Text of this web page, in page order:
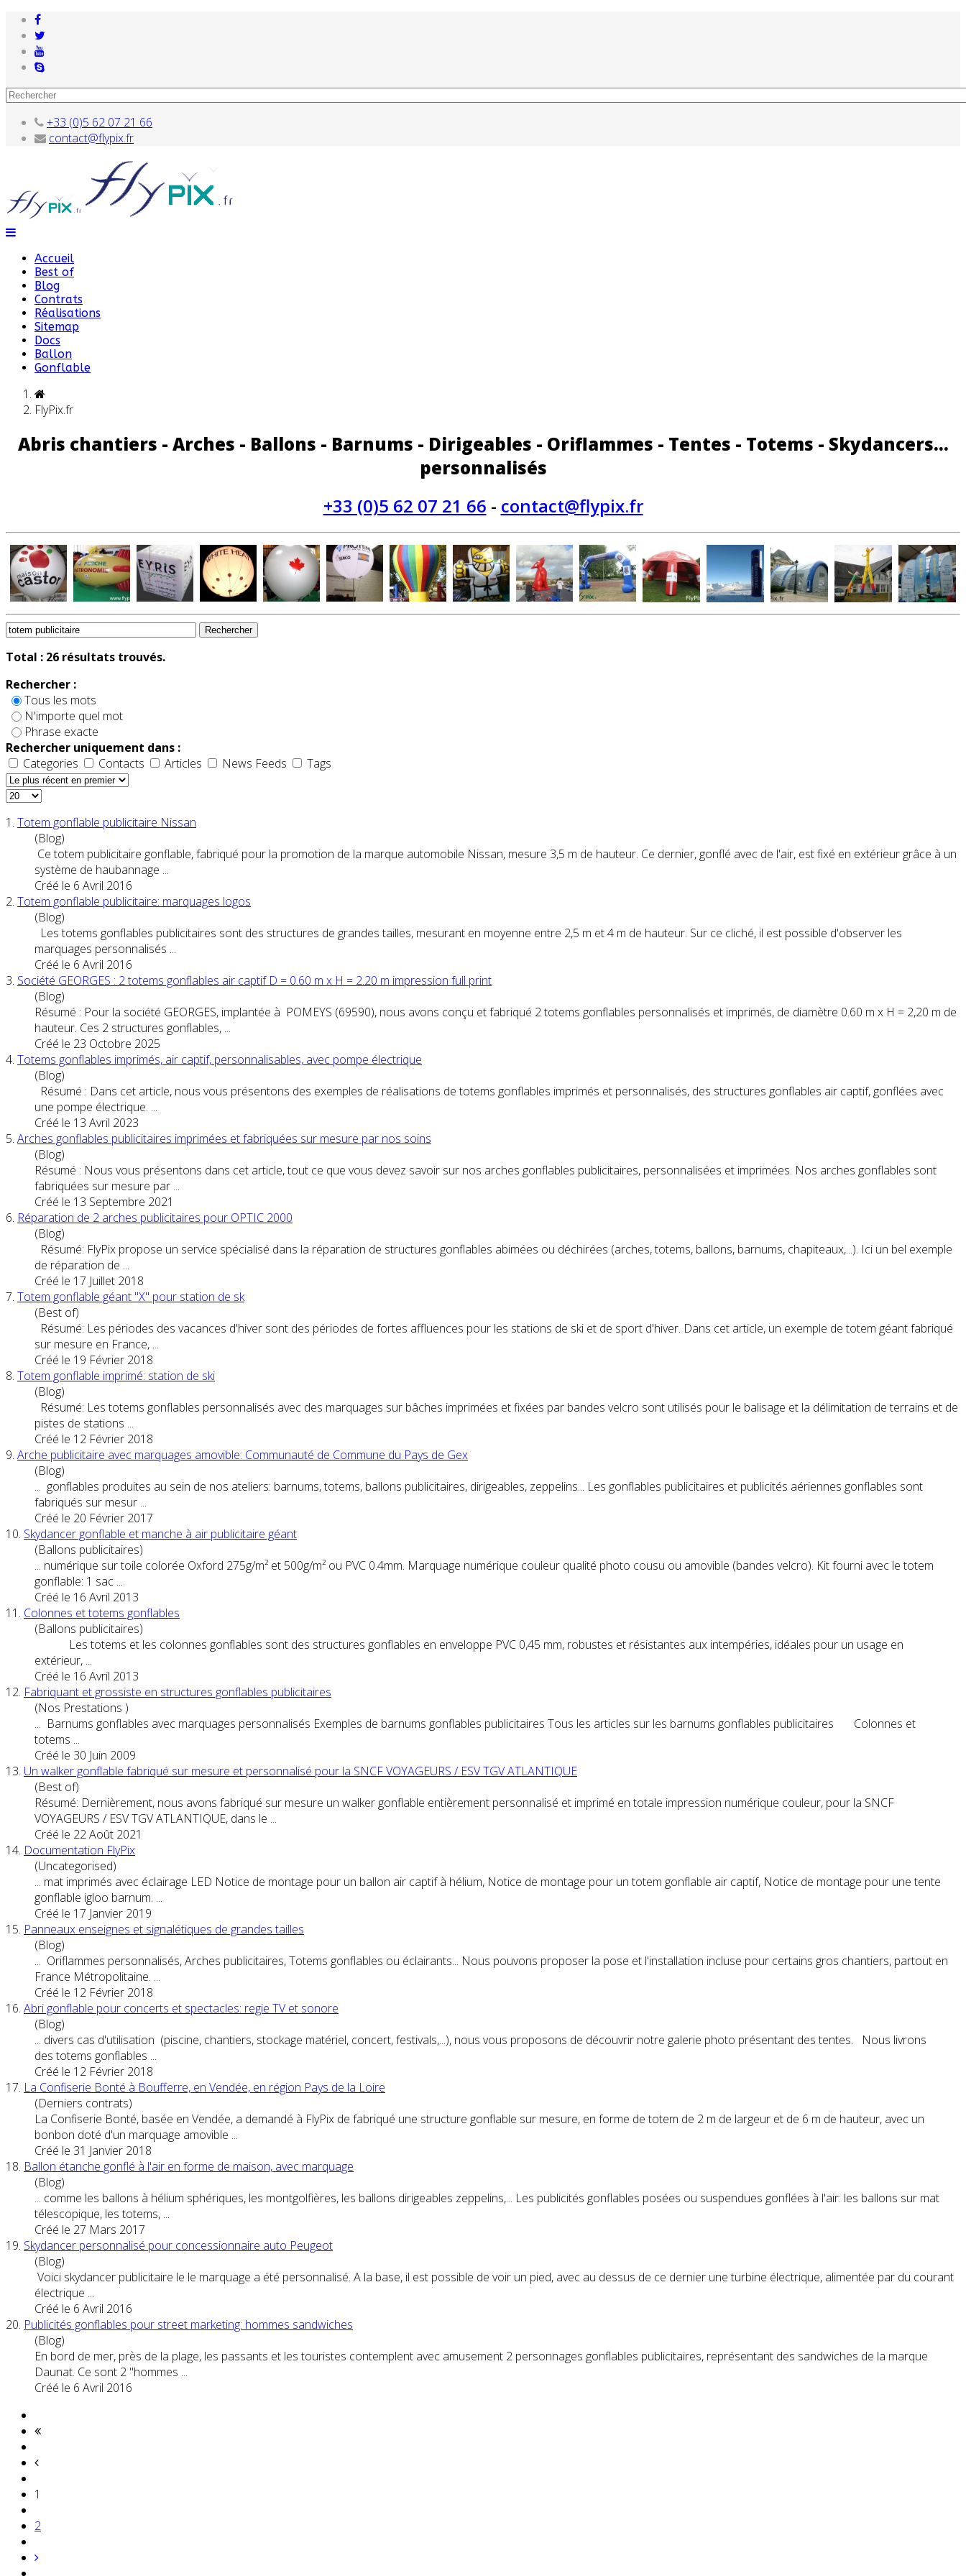
+33 (0)5 62 07 21 66
contact@flypix.fr
Accueil
Best of
Blog
Contrats
Réalisations
Sitemap
Docs
Ballon
Gonflable
FlyPix.fr
Abris chantiers - Arches - Ballons - Barnums - Dirigeables - Oriflammes - Tentes - Totems - Skydancers...
personnalisés
+33 (0)5 62 07 21 66 - contact@flypix.fr
Rechercher
Total : 26 résultats trouvés.
Rechercher :
Tous les mots
N'importe quel mot
Phrase exacte
Rechercher uniquement dans :
Categories
Contacts Articles News Feeds Tags
1. Totem gonflable publicitaire Nissan
(Blog)
Cetotem publicitaire gonflable, fabriqué pour la promotion de la marque automobile Nissan, mesure 3,5 m de hauteur. Ce dernier, gonflé avec de l'air, est fixé en extérieur grâce à un
système de haubannage ...
Créé le 6 Avril 2016
2. Totem gonflable publicitaire: marquages logos
(Blog)
Lestotems gonflables publicitaires sont des structures de grandes tailles, mesurant en moyenne entre 2,5 m et 4 m de hauteur. Sur ce cliché, il est possible d'observer les
marquages personnalisés ...
Créé le 6 Avril 2016
3. Société GEORGES : 2totems gonflables air captif D = 0.60 m x H = 2.20 m impression full print
(Blog)
Résumé : Pour la société GEORGES, implantée à POMEYS (69590), nous avons conçu et fabriqué 2totems gonflables personnalisés et imprimés, de diamètre 0.60 m x H = 2,20 m de
hauteur. Ces 2 structures gonflables, ...
Créé le 23 Octobre 2025
4. Totems gonflables imprimés, air captif, personnalisables, avec pompe électrique
(Blog)
Résumé : Dans cet article, nous vous présentons des exemples de réalisations detotems gonflables imprimés et personnalisés, des structures gonflables air captif, gonflées avec
une pompe électrique. ...
Créé le 13 Avril 2023
5. Arches gonflables publicitaires imprimées et fabriquées sur mesure par nos soins
(Blog)
Résumé : Nous vous présentons dans cet article, tout ce que vous devez savoir sur nos arches gonflables publicitaires, personnalisées et imprimées. Nos arches gonflables sont
fabriquées sur mesure par ...
Créé le 13 Septembre 2021
6. Réparation de 2 arches publicitaires pour OPTIC 2000
(Blog)
Résumé: FlyPix propose un service spécialisé dans la réparation de structures gonflables abimées ou déchirées (arches,totems, ballons, barnums, chapiteaux,...). Ici un bel exemple
de réparation de ...
Créé le 17 Juillet 2018
7. Totem gonflable géant "X" pour station de sk
(Best of)
Résumé: Les périodes des vacances d'hiver sont des périodes de fortes affluences pour les stations de ski et de sport d'hiver. Dans cet article, un exemple detotem géant fabriqué
sur mesure en France, ...
Créé le 19 Février 2018
8. Totem gonflable imprimé: station de ski
(Blog)
Résumé: Lestotems gonflables personnalisés avec des marquages sur bâches imprimées et fixées par bandes velcro sont utilisés pour le balisage et la délimitation de terrains et de
pistes de stations ...
Créé le 12 Février 2018
9. Arche publicitaire avec marquages amovible: Communauté de Commune du Pays de Gex
(Blog)
... gonflables produites au sein de nos ateliers: barnums,totems, ballons publicitaires, dirigeables, zeppelins... Les gonflables publicitaires et publicités aériennes gonflables sont
fabriqués sur mesur ...
Créé le 20 Février 2017
10. Skydancer gonflable et manche à air publicitaire géant
(Ballons publicitaires)
... numérique sur toile colorée Oxford 275g/m² et 500g/m² ou PVC 0.4mm. Marquage numérique couleur qualité photo cousu ou amovible (bandes velcro). Kit fourni avec letotem
gonflable: 1 sac ...
Créé le 16 Avril 2013
11. Colonnes ettotems gonflables
(Ballons publicitaires)
Lestotems et les colonnes gonflables sont des structures gonflables en enveloppe PVC 0,45 mm, robustes et résistantes aux intempéries, idéales pour un usage en
extérieur, ...
Créé le 16 Avril 2013
12. Fabriquant et grossiste en structures gonflables publicitaires
(Nos Prestations )
... Barnums gonflables avec marquages personnalisés Exemples de barnums gonflables publicitaires Tous les articles sur les barnums gonflables publicitaires Colonnes et
totems ...
Créé le 30 Juin 2009
13. Un walker gonflable fabriqué sur mesure et personnalisé pour la SNCF VOYAGEURS / ESV TGV ATLANTIQUE
(Best of)
Résumé: Dernièrement, nous avons fabriqué sur mesure un walker gonflable entièrement personnalisé et imprimé en totale impression numérique couleur, pour la SNCF
VOYAGEURS / ESV TGV ATLANTIQUE, dans le ...
Créé le 22 Août 2021
14. Documentation FlyPix
(Uncategorised)
... mat imprimés avec éclairage LED Notice de montage pour un ballon air captif à hélium, Notice de montage pour untotem gonflable air captif, Notice de montage pour une tente
gonflable igloo barnum. ...
Créé le 17 Janvier 2019
15. Panneaux enseignes et signalétiques de grandes tailles
(Blog)
... Oriflammes personnalisés, Arches publicitaires,Totems gonflables ou éclairants... Nous pouvons proposer la pose et l'installation incluse pour certains gros chantiers, partout en
France Métropolitaine. ...
Créé le 12 Février 2018
16. Abri gonflable pour concerts et spectacles: regie TV et sonore
(Blog)
... divers cas d'utilisation (piscine, chantiers, stockage matériel, concert, festivals,...), nous vous proposons de découvrir notre galerie photo présentant des tentes. Nous livrons
destotems gonflables ...
Créé le 12 Février 2018
17. La Confiserie Bonté à Boufferre, en Vendée, en région Pays de la Loire
(Derniers contrats)
La Confiserie Bonté, basée en Vendée, a demandé à FlyPix de fabriqué une structure gonflable sur mesure, en forme detotem de 2 m de largeur et de 6 m de hauteur, avec un
bonbon doté d'un marquage amovible ...
Créé le 31 Janvier 2018
18. Ballon étanche gonflé à l'air en forme de maison, avec marquage
(Blog)
... comme les ballons à hélium sphériques, les montgolfières, les ballons dirigeables zeppelins,... Les publicités gonflables posées ou suspendues gonflées à l'air: les ballons sur mat
télescopique, lestotems, ...
Créé le 27 Mars 2017
19. Skydancer personnalisé pour concessionnaire auto Peugeot
(Blog)
Voici skydancer publicitaire le le marquage a été personnalisé. A la base, il est possible de voir un pied, avec au dessus de ce dernier une turbine électrique, alimentée par du courant
électrique ...
Créé le 6 Avril 2016
20. Publicités gonflables pour street marketing: hommes sandwiches
(Blog)
En bord de mer, près de la plage, les passants et les touristes contemplent avec amusement 2 personnages gonflables publicitaires, représentant des sandwiches de la marque
Daunat. Ce sont 2 "hommes ...
Créé le 6 Avril 2016
1
2